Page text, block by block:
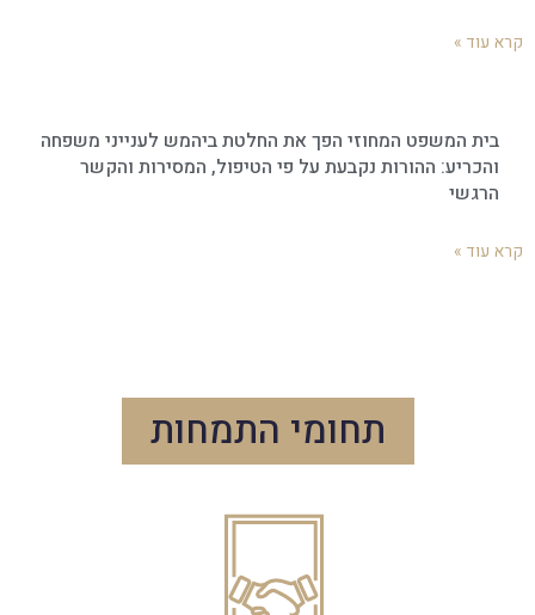
קרא עוד »
בית המשפט המחוזי הפך את החלטת ביהמש לענייני משפחה
והכריע: ההורות נקבעת על פי הטיפול, המסירות והקשר
הרגשי
קרא עוד »
תחומי התמחות